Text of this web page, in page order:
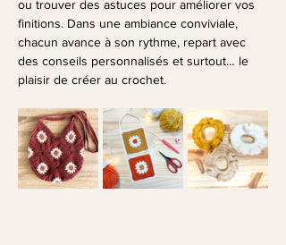
ou trouver des astuces pour améliorer vos
finitions. Dans une ambiance conviviale,
chacun avance à son rythme, repart avec
des conseils personnalisés et surtout… le
plaisir de créer au crochet.